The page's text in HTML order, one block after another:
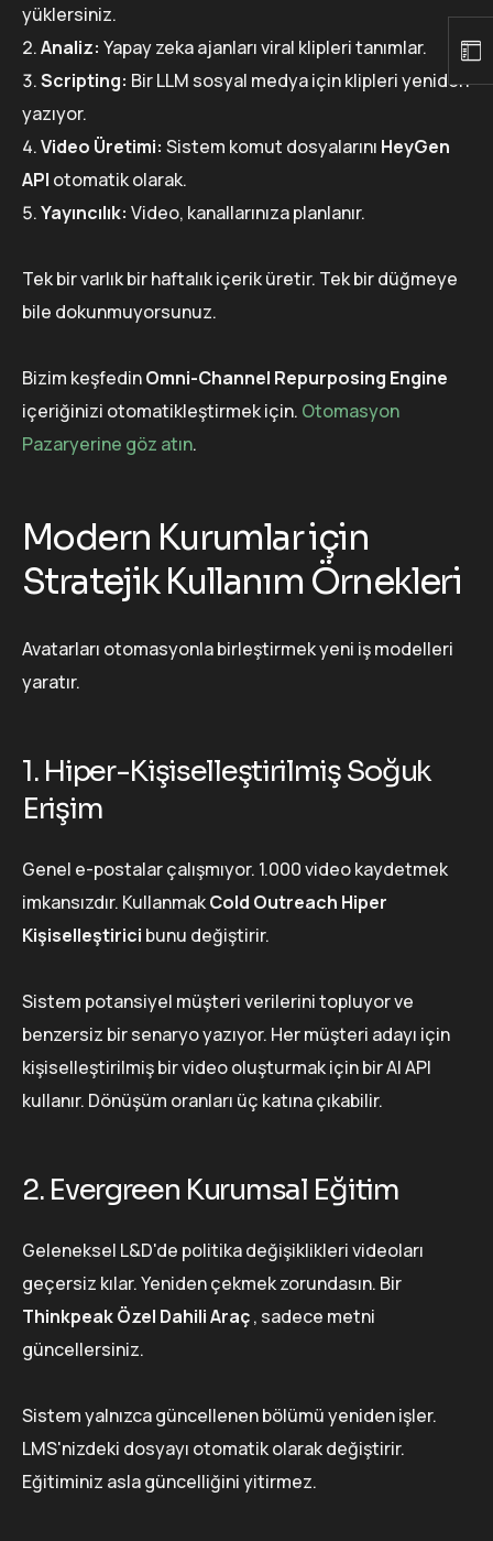
yüklersiniz.
Analiz: Yapay zeka ajanları viral klipleri tanımlar.
Scripting: Bir LLM sosyal medya için klipleri yeniden
yazıyor.
Video Üretimi: Sistem komut dosyalarını HeyGen
API otomatik olarak.
Yayıncılık: Video, kanallarınıza planlanır.
Tek bir varlık bir haftalık içerik üretir. Tek bir düğmeye
bile dokunmuyorsunuz.
Bizim keşfedinOmni-Channel Repurposing Engine
içeriğinizi otomatikleştirmek için. Otomasyon
Pazaryerine göz atın.
Modern Kurumlar için
Stratejik Kullanım Örnekleri
Avatarları otomasyonla birleştirmek yeni iş modelleri
yaratır.
1. Hiper-Kişiselleştirilmiş Soğuk
Erişim
Genel e-postalar çalışmıyor. 1.000 video kaydetmek
imkansızdır. KullanmakCold Outreach Hiper
Kişiselleştirici bunu değiştirir.
Sistem potansiyel müşteri verilerini topluyor ve
benzersiz bir senaryo yazıyor. Her müşteri adayı için
kişiselleştirilmiş bir video oluşturmak için bir AI API
kullanır. Dönüşüm oranları üç katına çıkabilir.
2. Evergreen Kurumsal Eğitim
Geleneksel L&D'de politika değişiklikleri videoları
geçersiz kılar. Yeniden çekmek zorundasın. Bir
Thinkpeak Özel Dahili Araç, sadece metni
güncellersiniz.
Sistem yalnızca güncellenen bölümü yeniden işler.
LMS'nizdeki dosyayı otomatik olarak değiştirir.
Eğitiminiz asla güncelliğini yitirmez.